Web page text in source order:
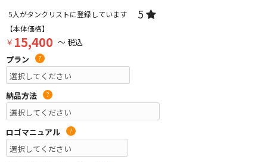
5人がタンクリストに登録しています 5
【本体価格】
￥ 15,400 ～ 税込
プラン
?
納品方法 ?
ロゴマニュアル ?